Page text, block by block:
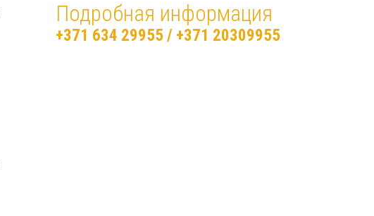
Подробная информация
+371 634 29955/ +371 20309955